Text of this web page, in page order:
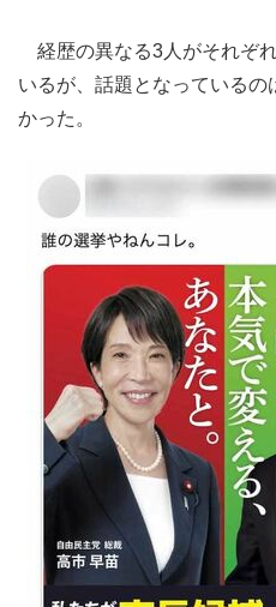
経歴の異なる3人がそれぞ
いるが、話題となっている
かった。